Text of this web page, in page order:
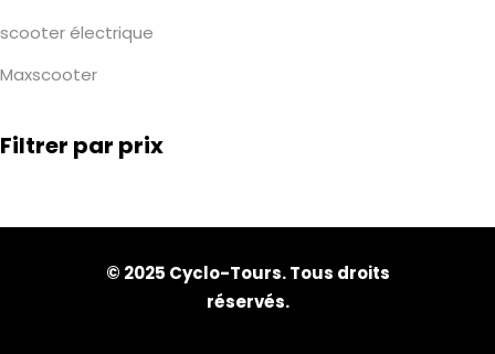
scooter électrique
Maxscooter
Filtrer par prix
© 2025 Cyclo-Tours. Tous droits
réservés.